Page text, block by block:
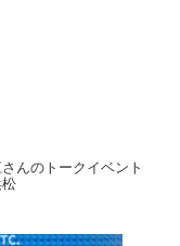
んのトークイベント